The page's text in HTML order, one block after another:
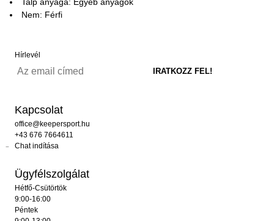
Nem: Férfi
Hírlevél
Kapcsolat
office@keepersport.hu
+43 676 7664611
Chat indítása
Ügyfélszolgálat
Hétfő-Csütörtök
9:00-16:00
Péntek